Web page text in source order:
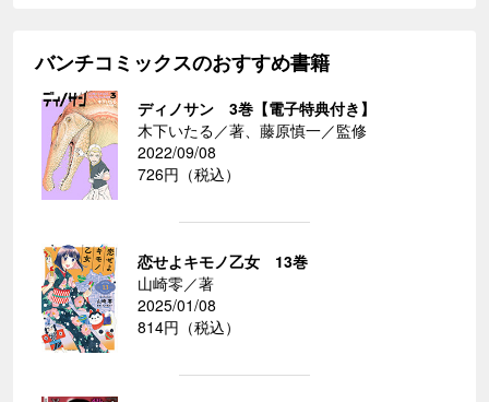
バンチコミックスのおすすめ書籍
ディノサン 3巻【電子特典付き】
木下いたる／著、藤原慎一／監修
2022/09/08
726円（税込）
恋せよキモノ乙女 13巻
山崎零／著
2025/01/08
814円（税込）